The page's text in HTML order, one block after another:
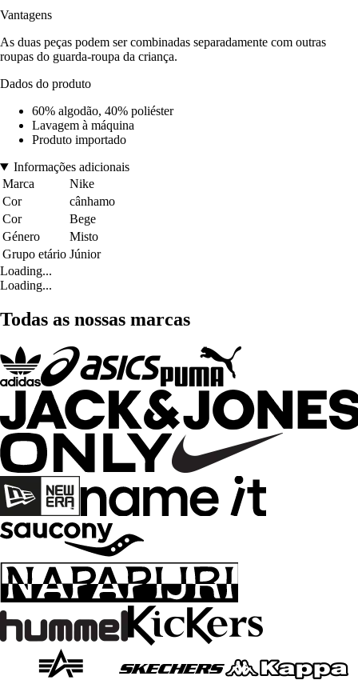
Vantagens
As duas peças podem ser combinadas separadamente com outras
roupas do guarda-roupa da criança.
Dados do produto
60% algodão, 40% poliéster
Lavagem à máquina
Produto importado
Informações adicionais
Marca
Nike
Cor
cânhamo
Cor
Bege
Género
Misto
Grupo etário Júnior
Loading...
Loading...
Todas as nossas marcas